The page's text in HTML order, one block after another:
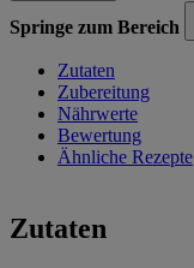
Springe zum Bereich
Zutaten
Zubereitung
Nährwerte
Bewertung
Ähnliche Rezepte
Zutaten